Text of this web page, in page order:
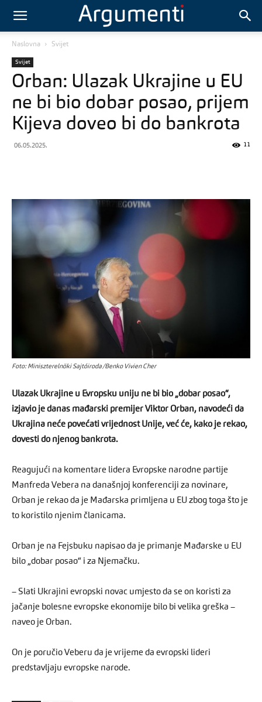
Naslovna Svijet
Svijet
Orban: Ulazak Ukrajine u EU
ne bi bio dobar posao, prijem
Kijeva doveo bi do bankrota
06.05.2025. 11
Foto: Miniszterelnöki Sajtóiroda/Benko Vivien Cher
Ulazak Ukrajine u Evropsku uniju ne bi bio „dobar posao“,
izjavio je danas mađarski premijer Viktor Orban, navodeći da
Ukrajina neće povećati vrijednost Unije, već će, kako je rekao,
dovesti do njenog bankrota.
Reagujući na komentare lidera Evropske narodne partije
Manfreda Vebera na današnjoj konferenciji za novinare,
Orban je rekao da je Mađarska primljena u EU zbog toga što je
to koristilo njenim članicama.
Orban je na Fejsbuku napisao da je primanje Mađarske u EU
bilo „dobar posao“ i za Njemačku.
– Slati Ukrajini evropski novac umjesto da se on koristi za
jačanje bolesne evropske ekonomije bilo bi velika greška –
naveo je Orban.
On je poručio Veberu da je vrijeme da evropski lideri
predstavljaju evropske narode.